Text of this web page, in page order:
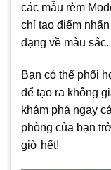
các mẫu rèm
chỉ tạo điểm
dạng về màu sắc.
Bạn có thể phối
để tạo ra không
khám phá ngay
phòng của bạn
giờ hết!